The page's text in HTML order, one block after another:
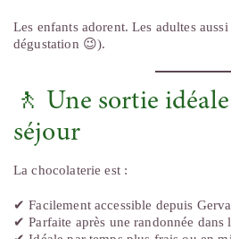
Les enfants adorent. Les adultes aussi
dégustation 😉).
🚶 Une sortie
séjour
La chocolaterie est :
✔ Facilement accessible depuis
✔ Parfaite après une randonnée dans